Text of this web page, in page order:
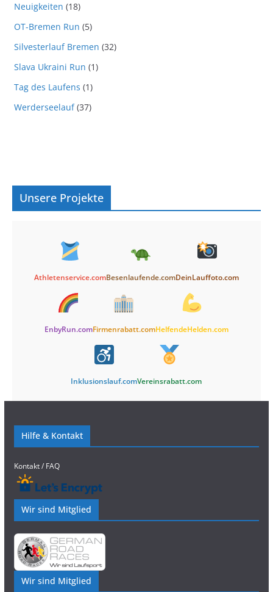
Neuigkeiten (18)
OT-Bremen Run (5)
Silvesterlauf Bremen (32)
Slava Ukraini Run (1)
Tag des Laufens (1)
Werderseelauf(37)
Unsere Projekte
Athletenservice.comBesenlaufende.comDeinLauffoto.com
EnbyRun.comFirmenrabatt.comHelfendeHelden.com
Inklusionslauf.comVereinsrabatt.com
Hilfe & Kontakt
Kontakt / FAQ
Wir sind Mitglied
Wir sind Mitglied